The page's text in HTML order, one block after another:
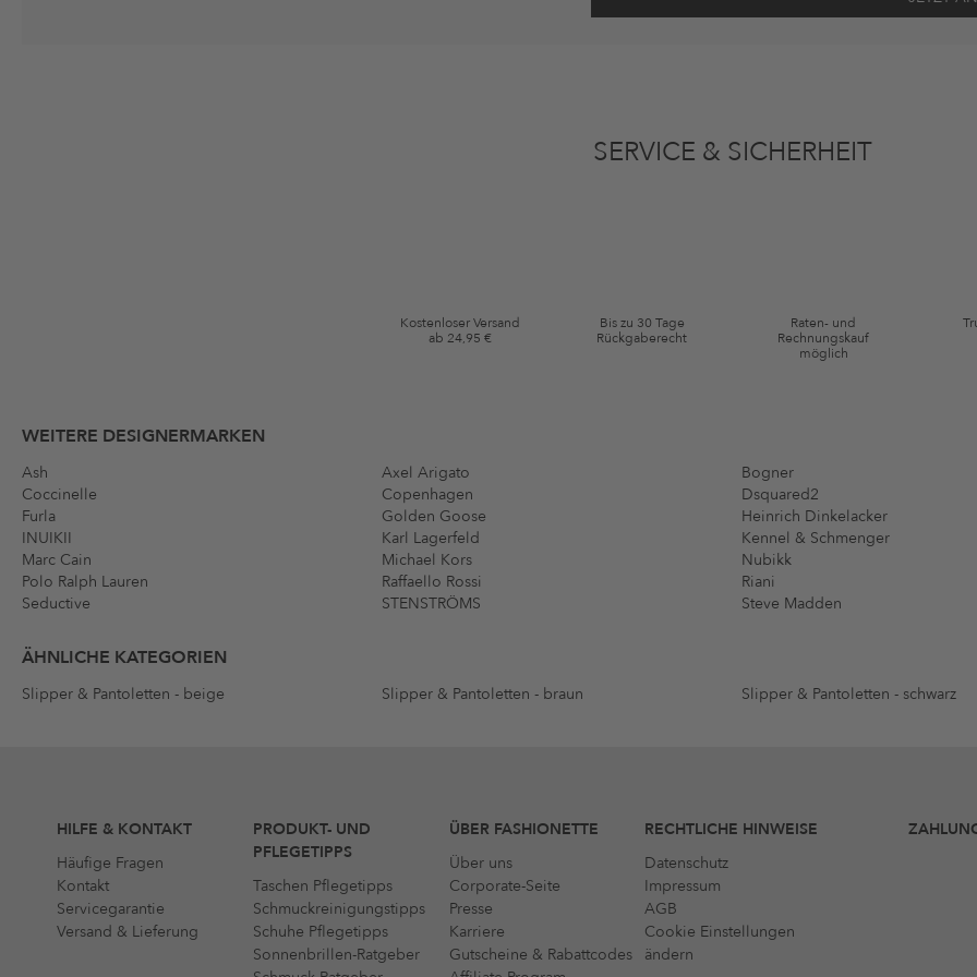
SERVICE & SICHERHEIT
Kostenloser Versand
ab 24,95 €
Bis zu 30 Tage
Rückgaberecht
Raten- und
Rechnungskauf
möglich
WEITERE DESIGNERMARKEN
Ash Axel Arigato
Bogner
Coccinelle
Copenhagen
Dsquared2
Furla
Golden Goose
Heinrich Dinkelacker
INUIKII
Karl Lagerfeld
Kennel & Schmenger
Marc Cain
Michael Kors
Nubikk
Polo Ralph Lauren
Raffaello Rossi
Riani
Seductive
STENSTRÖMS Steve Madden
ÄHNLICHE KATEGORIEN
Slipper & Pantoletten - beige Slipper & Pantoletten - braun Slipper & Pantoletten - schwarz
HILFE & KONTAKT
Häufige Fragen
Kontakt
Servicegarantie
Versand & Lieferung
PRODUKT- UND
PFLEGETIPPS
Taschen Pflegetipps
Schmuckreinigungstipps
Schuhe Pflegetipps
Sonnenbrillen-Ratgeber
ÜBER FASHIONETTE
Über uns
Corporate-Seite
Presse
Karriere
Gutscheine & Rabattcodes
RECHTLICHE HINWEISE
Datenschutz
Impressum
AGB
Cookie Einstellungen
ändern